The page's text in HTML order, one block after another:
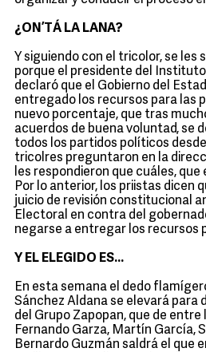
¿ON’TÁ LA LANA?
Y siguiendo con el tricolor, se les
porque el presidente del
declaró que el Gobierno del
entregado los recursos para las
nuevo porcentaje, que tras
acuerdos de buena voluntad, se
todos los partidos políticos
tricolres preguntaron en la
les respondieron que cuáles, que
Por lo anterior, los priistas dicen
juicio de revisión constitucional
Electoral en contra del
negarse a entregar los recursos
Y EL ELEGIDO ES…
En esta semana el dedo
Sánchez Aldana se elevará para
del Grupo Zapopan, que de
Fernando Garza, Martín García,
Bernardo Guzmán saldrá el que